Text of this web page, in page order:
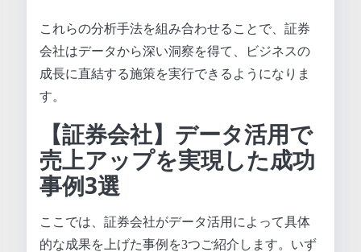
これらの分析手法を組み合わせることで、証券
会社はデータから深い洞察を得て、ビジネスの
成長に直結する施策を実行できるようになりま
す。
【証券会社】データ活用で
売上アップを実現した成功
事例3選
ここでは、証券会社がデータ活用によって具体
的な成果を上げた事例を3つご紹介します。いず